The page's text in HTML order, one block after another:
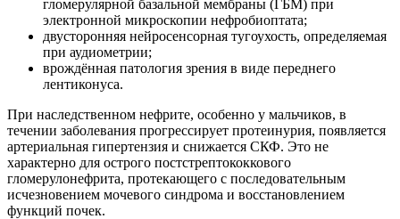
гломерулярной базальной мембраны (ГБМ) при
электронной микроскопии нефробиоптата;
двусторонняя нейросенсорная тугоухость, определяемая
при аудиометрии;
врождённая патология зрения в виде переднего
лентиконуса.
При наследственном нефрите, особенно у мальчиков, в
течении заболевания прогрессирует протеинурия, появляется
артериальная гипертензия и снижается СКФ. Это не
характерно для острого постстрептококкового
гломерулонефрита, протекающего с последовательным
исчезновением мочевого синдрома и восстановлением
функций почек.